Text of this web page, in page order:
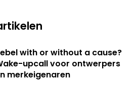
with or without a cause?
upcall voor ontwerpers
merkeigenaren